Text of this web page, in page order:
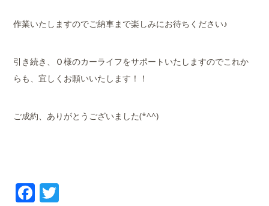
作業いたしますのでご納車まで楽しみにお待ちください♪
引き続き、Ｏ様のカーライフをサポートいたしますのでこれか
らも、宜しくお願いいたします！！
ご成約、ありがとうございました(*^^)
Facebook